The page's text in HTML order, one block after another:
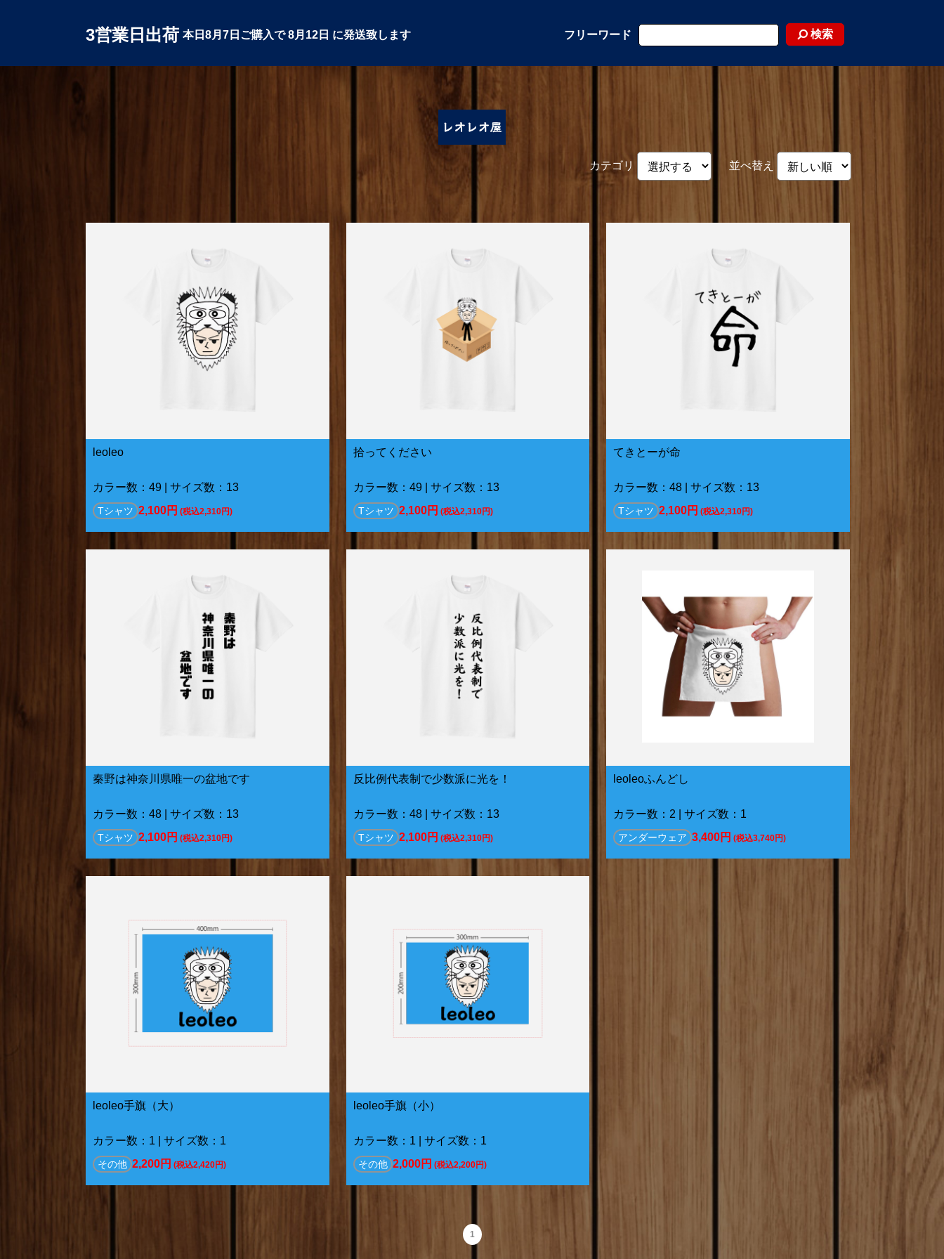
3営業日出荷 本日 8月7日 ご購入で8月12日 に発送致します フリーワード 検索
カテゴリ 並べ替え
leoleo
カラー数：49 | サイズ数：13
Tシャツ 2,100円 (税込2,310円)
拾ってください
カラー数：49 | サイズ数：13
Tシャツ 2,100円 (税込2,310円)
てきとーが命
カラー数：48 | サイズ数：13
Tシャツ 2,100円 (税込2,310円)
秦野は神奈川県唯一の盆地です
カラー数：48 | サイズ数：13
Tシャツ 2,100円 (税込2,310円)
反比例代表制で少数派に光を！
カラー数：48 | サイズ数：13
Tシャツ 2,100円 (税込2,310円)
leoleoふんどし
カラー数：2 | サイズ数：1
アンダーウェア 3,400円 (税込3,740円)
leoleo手旗（大）
カラー数：1 | サイズ数：1
その他 2,200円 (税込2,420円)
leoleo手旗（小）
カラー数：1 | サイズ数：1
その他 2,000円 (税込2,200円)
1